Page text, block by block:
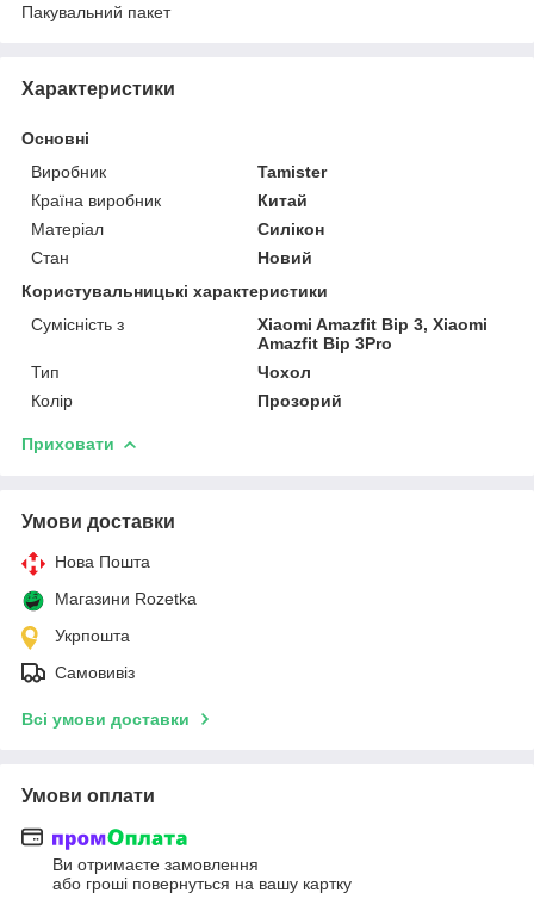
Пакувальний пакет
Характеристики
Основні
Виробник
Tamister
Країна виробник
Китай
Матеріал
Силікон
Стан
Новий
Користувальницькі характеристики
Сумісність з
Xiaomi Amazfit Bip 3, Xiaomi
Amazfit Bip 3Pro
Тип
Чохол
Колір
Прозорий
Приховати
Умови доставки
Нова Пошта
Магазини Rozetka
Укрпошта
Самовивіз
Всі умови доставки
Умови оплати
Ви отримаєте замовлення
або гроші повернуться на вашу картку